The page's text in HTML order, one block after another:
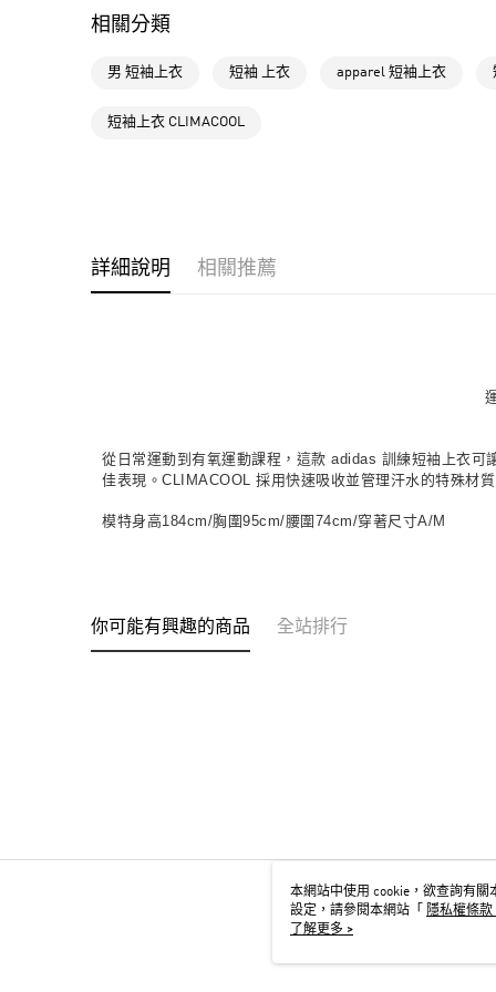
相關分類
男 短袖上衣 短袖 上衣 apparel 短袖上衣
短袖上衣 CLIMACOOL
詳細說明 相關推薦
從日常運動到有氧運動課程，這款 adidas 訓練短袖上衣
佳表現。CLIMACOOL 採用快速吸收並管理汗水的特殊材
模特身高184cm/胸圍95cm/腰圍74cm/穿著尺寸A/M
你可能有興趣的商品 全站排行
本網站中使用 cookie，欲查詢有關
設定，請參閱本網站「
隱私權條款
用 cookie。
了解更多 >